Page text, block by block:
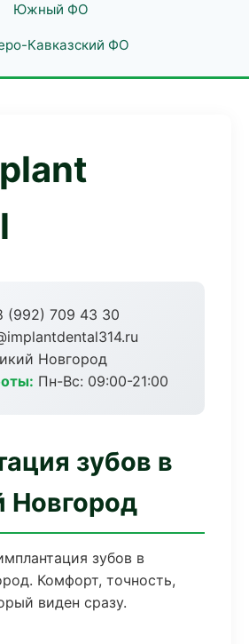
Южный ФО
Кавказский ФО
(992) 709 43 30
Новгород
Пн-Вс: 09:00-21:00
зубов в
Новгород
зубов в
Комфорт, точность,
виден сразу.